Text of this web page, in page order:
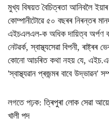
মুখ্য বিষয়ত বৈচিত্ৰতা আনিবলৈ
কোম্পানীটোৱে ৫০ বছৰৰ নিৰন্তৰ
এইচএলএল-ক অধিক দায়িত্ব অৰ্পণ
নেটৱৰ্ক, স্বাস্থ্যসেৱা বিপনী,
কোনো আচৰিত কথা নহয় যে,
'স্বাস্থ্যৱান প্ৰজন্মৰ বাবে উদ্ভাৱন'
লগতে পঢ়ক: ত্ৰিপুৰা লোক সেৱা
খালী পদ